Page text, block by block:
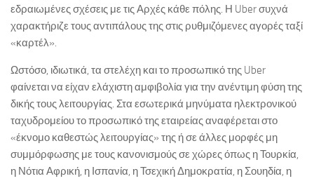
εδραιωμένες σχέσεις με τις Αρχές κάθε πόλης. Η Uber συχνά
χαρακτήριζε τους αντιπάλους της στις ρυθμιζόμενες αγορές ταξί
«καρτέλ».
Ωστόσο, ιδιωτικά, τα στελέχη και το προσωπικό της Uber
φαίνεται να είχαν ελάχιστη αμφιβολία για την ανέντιμη φύση της
δικής τους λειτουργίας. Στα εσωτερικά μηνύματα ηλεκτρονικού
ταχυδρομείου το προσωπικό της εταιρείας αναφέρεται στο
«έκνομο καθεστώς λειτουργίας» της ή σε άλλες μορφές μη
συμμόρφωσης με τους κανονισμούς σε χώρες όπως η Τουρκία,
η Νότια Αφρική, η Ισπανία, η Τσεχική Δημοκρατία, η Σουηδία, η